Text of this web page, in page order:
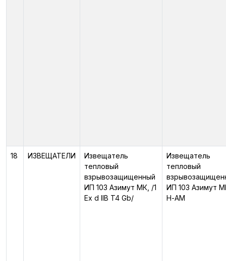
18 ИЗВЕЩАТЕЛИ
Извещатель
тепловый
взрывозащищенный
ИП 103 Азимут МК, /1
Ex d IIB T4 Gb/
Извещатель
тепловый
ИП 103 Азимут
Н-АМ